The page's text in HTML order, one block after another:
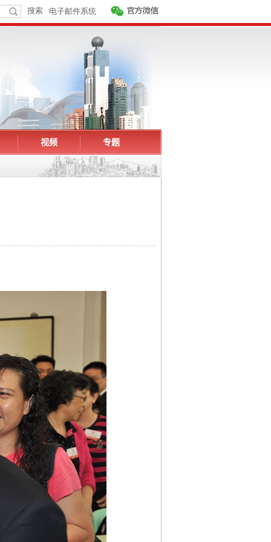
视频 专题